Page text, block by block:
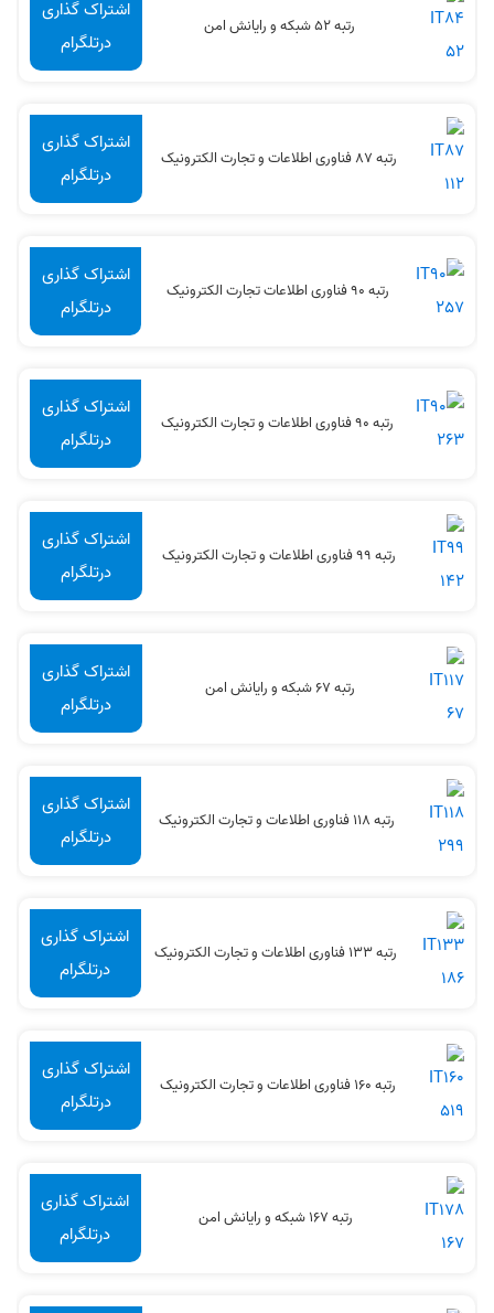
رتبه 52 شبکه و رایانش امن
اشتراک گذاری
درتلگرام
رتبه 87 فناوری اطلاعات و تجارت الکترونیک
اشتراک گذاری
درتلگرام
رتبه 90 فناوری اطلاعات تجارت الکترونیک
اشتراک گذاری
درتلگرام
رتبه 90 فناوری اطلاعات و تجارت الکترونیک
اشتراک گذاری
درتلگرام
رتبه 99 فناوری اطلاعات و تجارت الکترونیک
اشتراک گذاری
درتلگرام
رتبه 67 شبکه و رایانش امن
اشتراک گذاری
درتلگرام
رتبه 118 فناوری اطلاعات و تجارت الکترونیک
اشتراک گذاری
درتلگرام
رتبه 133 فناوری اطلاعات و تجارت الکترونیک
اشتراک گذاری
درتلگرام
رتبه 160 فناوری اطلاعات و تجارت الکترونیک
اشتراک گذاری
درتلگرام
رتبه 167 شبکه و رایانش امن
اشتراک گذاری
درتلگرام